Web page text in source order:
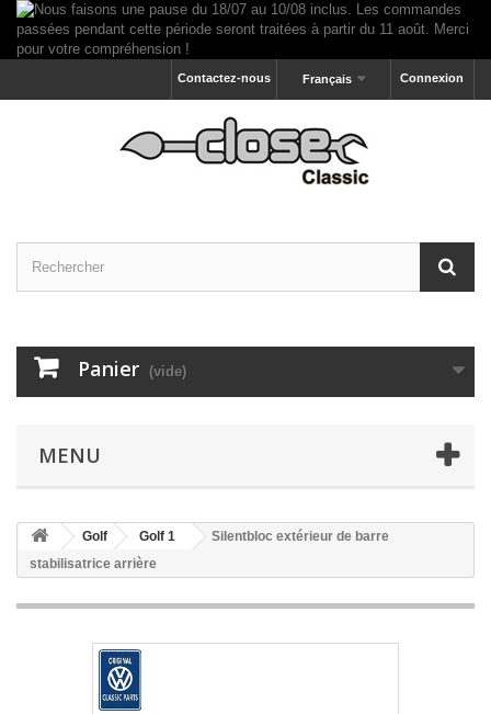
Connexion
Français
Contactez-nous
Panier (vide)
MENU
Golf Golf 1
Silentbloc extérieur de barre
stabilisatrice arrière